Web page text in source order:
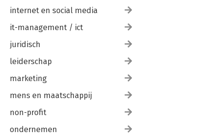
internet en social media
it-management / ict
juridisch
leiderschap
marketing
mens en maatschappij
non-profit
ondernemen